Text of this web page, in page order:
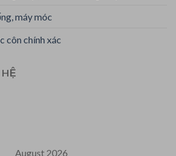
máy móc
côn chính xác
August 2026